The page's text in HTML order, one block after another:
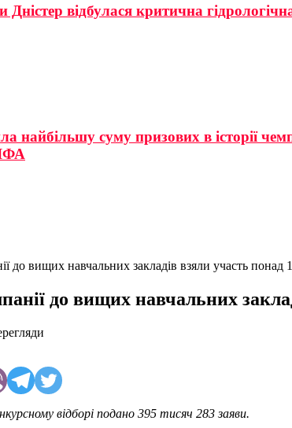
Дністер відбулася критична
найбільшу суму призових в історії
до вищих навчальних закладів взяли участь понад
до вищих навчальних
відборі подано 395 тисяч 283 заяви.